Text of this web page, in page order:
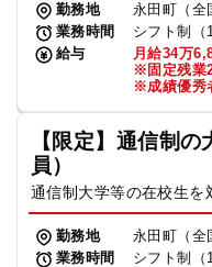
勤務地
永田町（全
業務時間
シフト制（
給与
月給34万
※固定残業
※成績優秀
【限定】通信制
員）
通信制大学等の在校生を
勤務地
永田町（全
業務時間
シフト制（